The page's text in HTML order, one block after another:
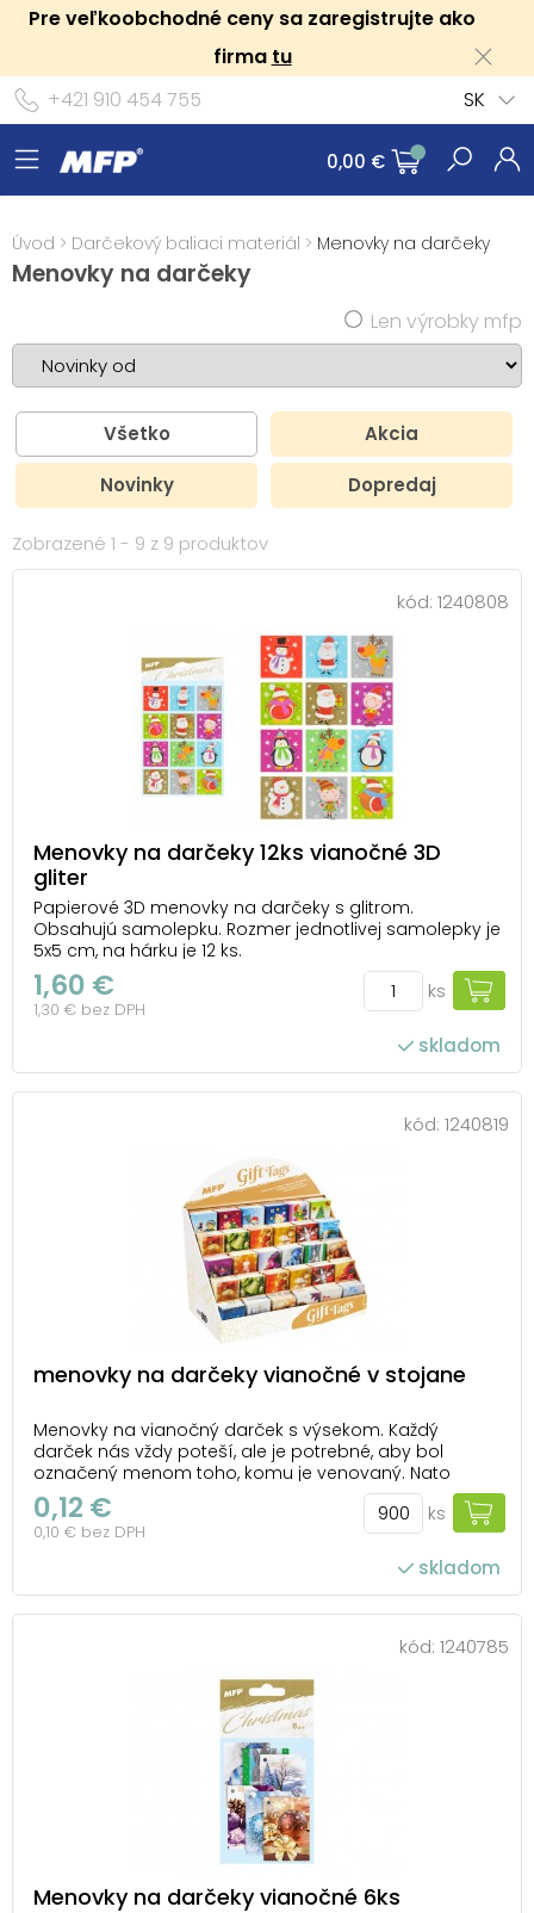
Pre veľkoobchodné ceny sa zaregistrujte ako
firma tu
+421 910 454 755
SK
0,00 €
Úvod > Darčekový baliaci materiál > Menovky na darčeky
Menovky na darčeky
Len výrobky mfp
Všetko Akcia
Novinky Dopredaj
Zobrazené 1 - 9 z 9 produktov
kód: 1240808
Menovky na darčeky 12ks vianočné 3D
gliter
Papierové 3D menovky na darčeky s glitrom.
Obsahujú samolepku. Rozmer jednotlivej samolepky je
5x5 cm, na hárku je 12 ks.
1,60 €
1,30 € bez DPH
ks
skladom
kód: 1240819
menovky na darčeky vianočné v stojane
Menovky na vianočný darček s výsekom. Každý
darček nás vždy poteší, ale je potrebné, aby bol
označený menom toho, komu je venovaný. Nato
slúžia tieto farebné vianočné menovky, ktoré darček
spestria. BALENIE OBSAHUJE. - 900 ks menoviek
Rozmery menoviek: 50 x 65 mm Rozmer balenia
počet ks v balení: 900
0,12 €
0,10 € bez DPH
ks
skladom
kód: 1240785
Menovky na darčeky vianočné 6ks